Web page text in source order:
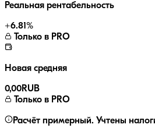
Реальная рентабельность
+6.81%
Только в PRO
Новая средняя
0,00RUB
Только в PRO
Расчёт примерный. Учтены